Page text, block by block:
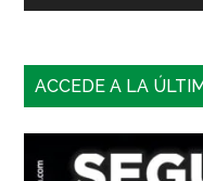
Barra
principal
ACCEDE A LA